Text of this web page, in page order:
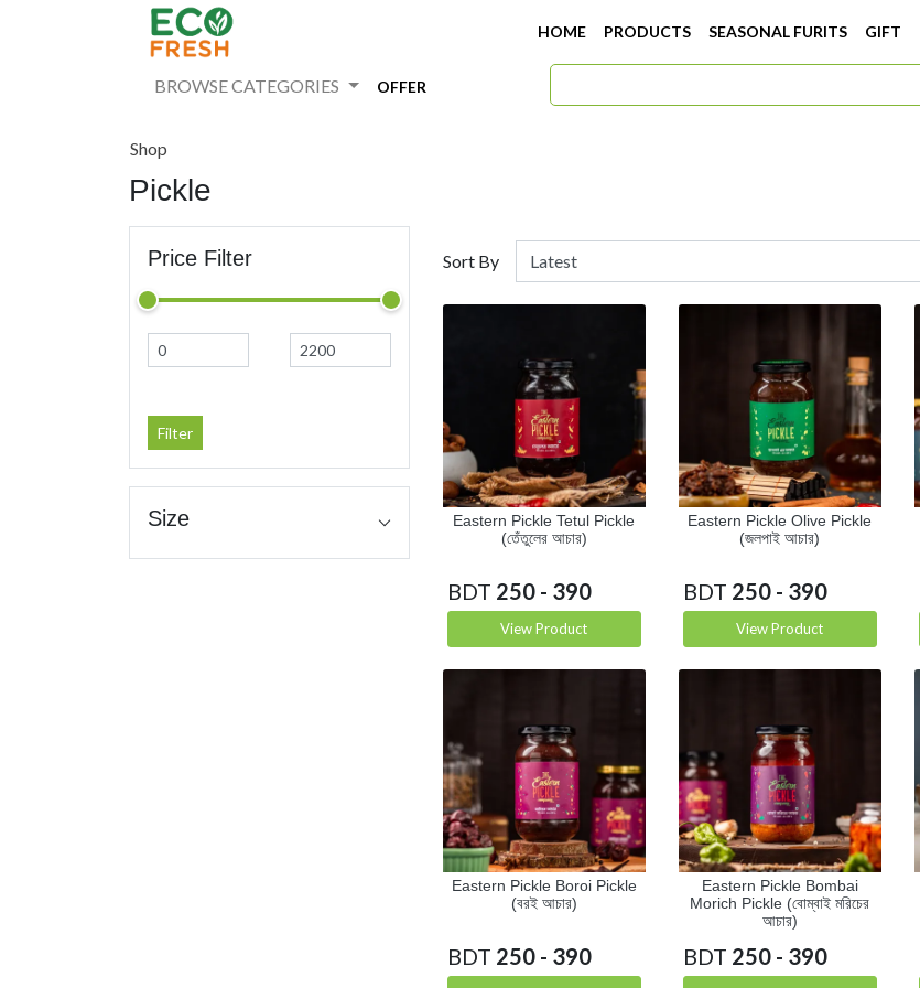
HOME PRODUCTS SEASONAL FURITS GIFT
BROWSE CATEGORIES OFFER
Shop
Pickle
Price Filter
Filter
Size
Sort By
Eastern Pickle Tetul Pickle
(তেঁতুলের আচার)
BDT 250 - 390
View Product
Eastern Pickle Olive Pickle
(জলপাই আচার)
BDT 250 - 390
View Product
Eastern Pickle Boroi Pickle
(বরই আচার)
BDT 250 - 390
Eastern Pickle Bombai
Morich Pickle (বোম্বাই মরিচের
আচার)
BDT 250 - 390